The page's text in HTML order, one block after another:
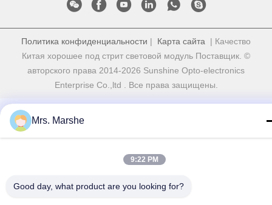
Политика конфиденциальности | Карта сайта | Качество
Китая хорошее под стрит световой модуль Поставщик. ©
авторского права 2014-2026 Sunshine Opto-electronics
Enterprise Co.,ltd . Все права защищены.
Mrs. Marshe
9:22 PM
Good day, what product are you looking for?